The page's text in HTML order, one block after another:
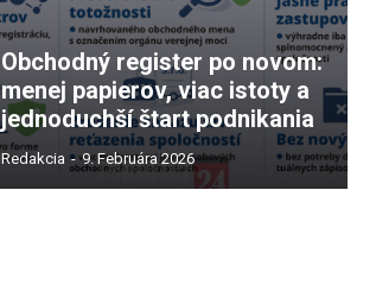
Obchodný register po novom:
menej papierov, viac istoty a
jednoduchší štart podnikania
Redakcia - 9. Februára 2026